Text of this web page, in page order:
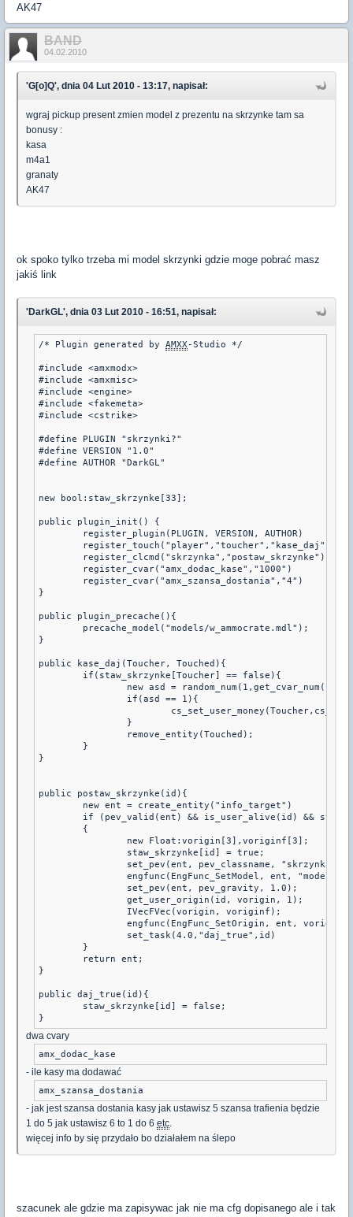
AK47
BAND
04.02.2010
'G[o]Q', dnia 04 Lut 2010 - 13:17, napisał:
wgraj pickup present zmien model z prezentu na skrzynke tam sa
bonusy :
kasa
m4a1
granaty
AK47
ok spoko tylko trzeba mi model skrzynki gdzie moge pobrać masz
jakiś link
'DarkGL', dnia 03 Lut 2010 - 16:51, napisał:
/* Plugin generated by AMXX -Studio */
#include <amxmodx>
#include <amxmisc>
#include <engine>
#include <fakemeta>
#include <cstrike>
#define PLUGIN "skrzynki?"
#define VERSION "1.0"
#define AUTHOR "DarkGL"
new bool:staw_skrzynke[33];
public plugin_init() {
}
public plugin_precache(){
}
public kase_daj(Toucher, Touched){
}
public postaw_skrzynke(id){
}
public daj_true(id){
}
dwa cvary
amx_dodac_kase
- ile kasy ma dodawać
amx_szansa_dostania
- jak jest szansa dostania kasy jak ustawisz 5 szansa trafienia będzie
1 do 5 jak ustawisz 6 to 1 do 6 etc
więcej info by się przydało bo działałem na ślepo
szacunek ale gdzie ma zapisywac jak nie ma cfg dopisanego ale i tak